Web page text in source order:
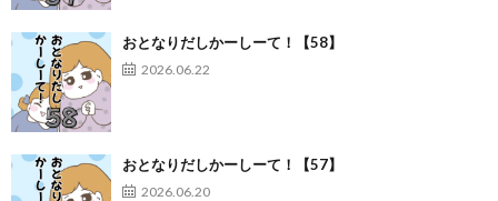
おとなりだしかーしーて！【58】
2026.06.22
おとなりだしかーしーて！【57】
2026.06.20